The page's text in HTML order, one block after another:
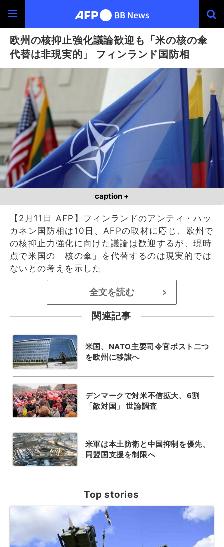
欧州の核抑止強化議論歓迎も「米の核の傘
代替は非現実的」 フィンランド国防相
caption +
【2月11日 AFP】フィンランドのアンティ・ハッ
カネン国防相は10日、AFPの取材に応じ、欧州で
の核抑止力強化に向けた議論は歓迎するが、現時
点で米国の「核の傘」を代替するのは現実的では
ないとの考えを示した
全文を読む >
関連記事
米国、NATO主要司令官ポスト二つ
を欧州に移譲へ
デンマークで対米不信拡大、6割
「敵対国」 世論調査
米軍は本土防衛と中国抑制を優先、
同盟国支援を制限へ
Top stories